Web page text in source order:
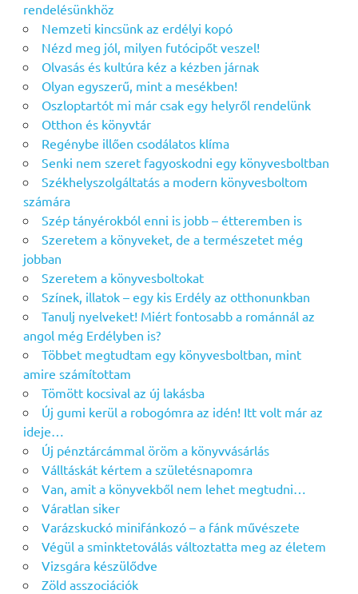
rendelésünkhöz
Nemzeti kincsünk az erdélyi kopó
Nézd meg jól, milyen futócipőt veszel!
Olvasás és kultúra kéz a kézben járnak
Olyan egyszerű, mint a mesékben!
Oszloptartót mi már csak egy helyről rendelünk
Otthon és könyvtár
Regénybe illően csodálatos klíma
Senki nem szeret fagyoskodni egy könyvesboltban
Székhelyszolgáltatás a modern könyvesboltom
számára
Szép tányérokból enni is jobb – étteremben is
Szeretem a könyveket, de a természetet még
jobban
Szeretem a könyvesboltokat
Színek, illatok – egy kis Erdély az otthonunkban
Tanulj nyelveket! Miért fontosabb a románnál az
angol még Erdélyben is?
Többet megtudtam egy könyvesboltban, mint
amire számítottam
Tömött kocsival az új lakásba
Új gumi kerül a robogómra az idén! Itt volt már az
ideje…
Új pénztárcámmal öröm a könyvvásárlás
Válltáskát kértem a születésnapomra
Van, amit a könyvekből nem lehet megtudni…
Váratlan siker
Varázskuckó minifánkozó – a fánk művészete
Végül a sminktetoválás változtatta meg az életem
Vizsgára készülődve
Zöld asszociációk